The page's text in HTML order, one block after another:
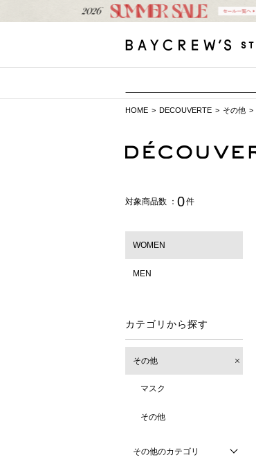
HOME DECOUVERTE その他
対象商品数 ： 0件
WOMEN
MEN
カテゴリから探す
その他
マスク
その他
その他のカテゴリ